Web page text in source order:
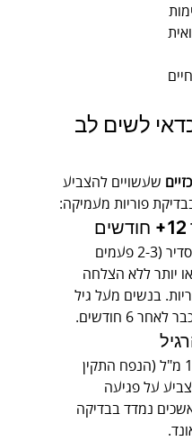
לשים לב
שעשויים להצביע
פוריות מעמיקה:
זוגות המנסים להרות באופן סדיר (2-3 פעמים
חודשים או יותר ללא הצלחה
בנשים מעל גיל
אשכים בנפח של פחות מ-15 מ"ל (הנפח התקין
להצביע על פגיעה
נמדד בבדיקה